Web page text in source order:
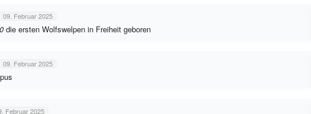
09. Februar 2025
die ersten Wolfswelpen in Freiheit geboren
09. Februar 2025
Februar 2025